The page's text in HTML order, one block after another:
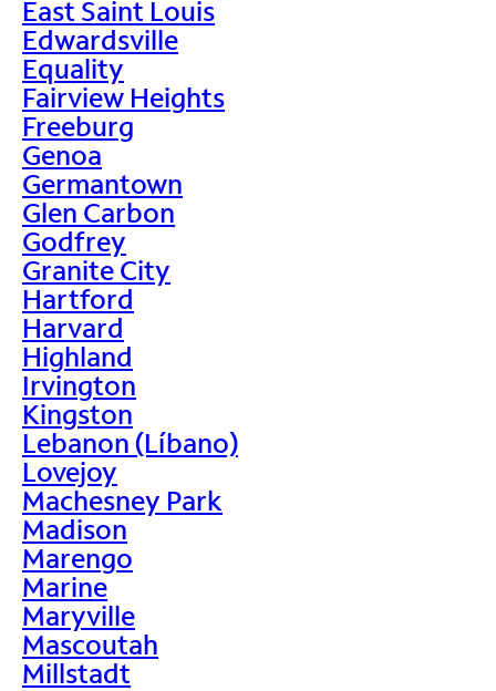
East Saint Louis
Edwardsville
Equality
Fairview Heights
Freeburg
Genoa
Germantown
Glen Carbon
Godfrey
Granite City
Hartford
Harvard
Highland
Irvington
Kingston
Lebanon (Líbano)
Lovejoy
Machesney Park
Madison
Marengo
Marine
Maryville
Mascoutah
Millstadt